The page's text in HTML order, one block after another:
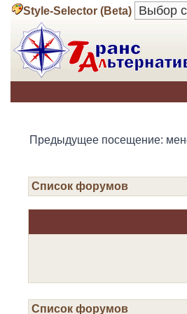
Style-Selector (Beta)
Предыдущее посещение:
Список форумов
Список форумов